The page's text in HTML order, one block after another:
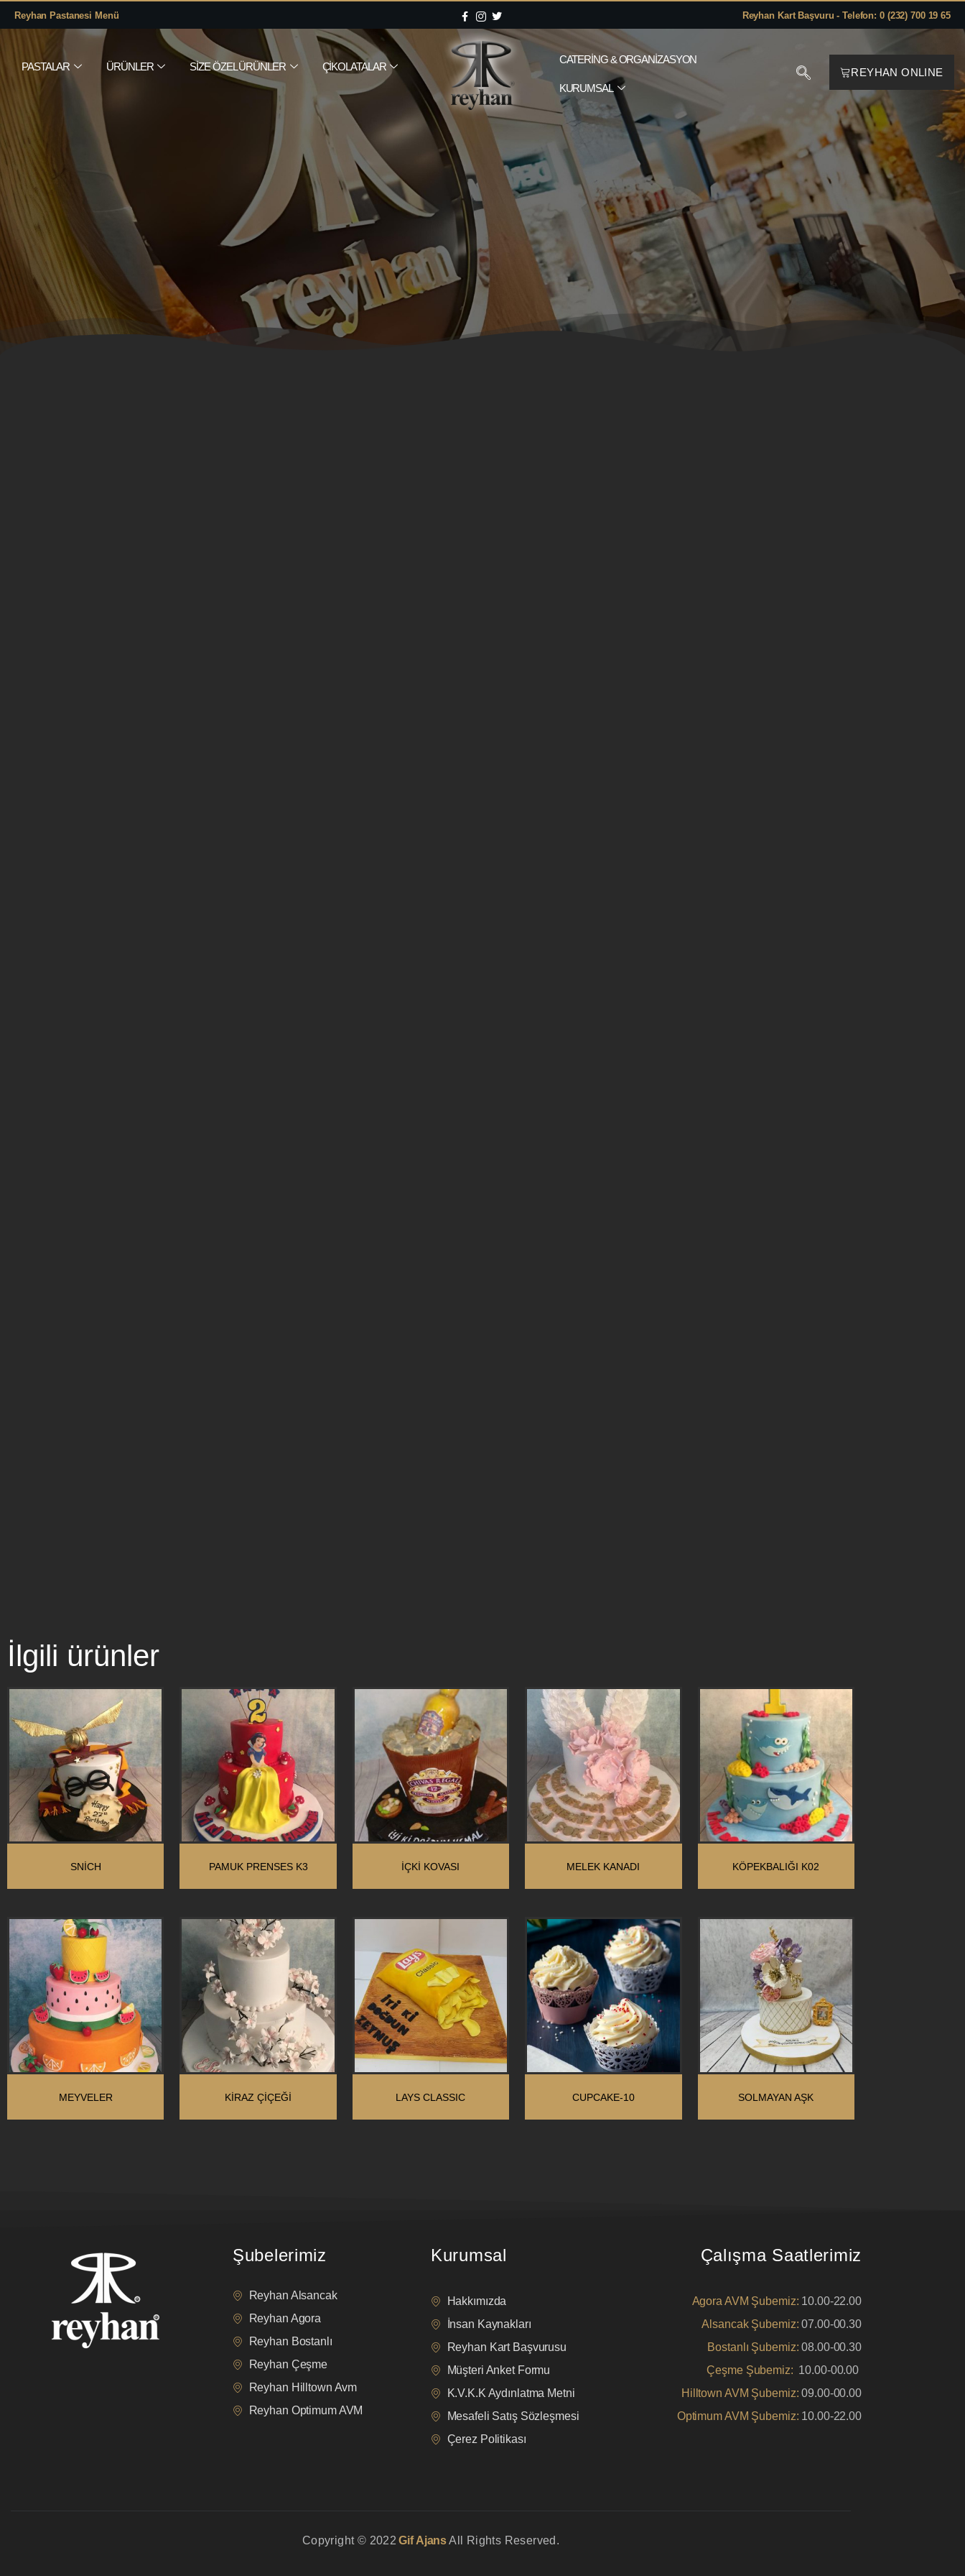
Reyhan Pastanesi Menü Reyhan Kart Başvuru - Telefon: 0 (232) 700 19 65
PASTALAR ÜRÜNLER SIZE ÖZEL ÜRÜNLER ÇIKOLATALAR
CATERING & ORGANIZASYON
KURUMSAL
REYHAN ONLINE
İlgili ürünler
SNİCH PAMUK PRENSES K3 İÇKİ KOVASI MELEK KANADI KÖPEKBALIĞI K02
MEYVELER KIRAZ ÇIÇEĞI LAYS CLASSIC CUPCAKE-10 SOLMAYAN AŞK
Şubelerimiz
Reyhan Alsancak
Reyhan Agora
Reyhan Bostanlı
Reyhan Çeşme
Reyhan Hilltown Avm
Reyhan Optimum AVM
Kurumsal
Hakkımızda
İnsan Kaynakları
Reyhan Kart Başvurusu
Müşteri Anket Formu
K.V.K.K Aydınlatma Metni
Mesafeli Satış Sözleşmesi
Çerez Politikası
Çalışma Saatlerimiz
Agora AVM Şubemiz: 10.00-22.00
Alsancak Şubemiz: 07.00-00.30
Bostanlı Şubemiz: 08.00-00.30
Çeşme Şubemiz: 10.00-00.00
Hilltown AVM Şubemiz: 09.00-00.00
Optimum AVM Şubemiz: 10.00-22.00
Copyright © 2022 Gif AjansAll Rights Reserved.